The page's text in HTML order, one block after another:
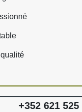
+352 621 525